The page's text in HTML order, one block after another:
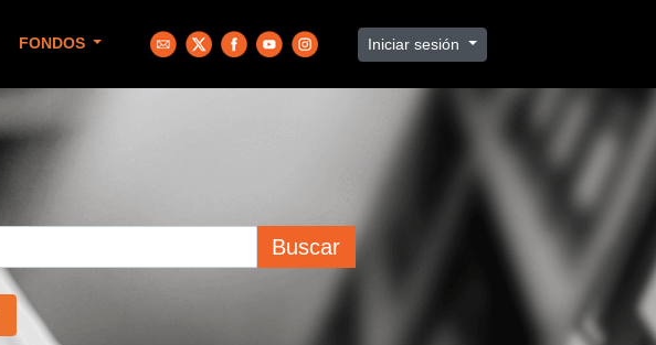
FONDOS Iniciar sesión
Buscar